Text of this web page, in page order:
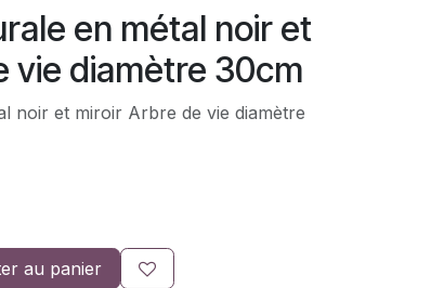
en métal noir et
vie diamètre 30cm
noir et miroir Arbre de vie diamètre
au panier